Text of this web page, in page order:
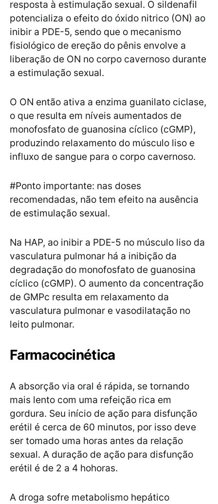
resposta à estimulação sexual. O sildenafil
potencializa o efeito do óxido nitrico (ON) ao
inibir a PDE-5, sendo que o mecanismo
fisiológico de ereção do pênis envolve a
liberação de ON no corpo cavernoso durante
a estimulação sexual.
O ON então ativa a enzima guanilato ciclase,
o que resulta em níveis aumentados de
monofosfato de guanosina cíclico (cGMP),
produzindo relaxamento do músculo liso e
influxo de sangue para o corpo cavernoso.
#Ponto importante: nas doses
recomendadas, não tem efeito na ausência
de estimulação sexual.
Na HAP, ao inibir a PDE-5 no músculo liso da
vasculatura pulmonar há a inibição da
degradação do monofosfato de guanosina
cíclico (cGMP). O aumento da concentração
de GMPc resulta em relaxamento da
vasculatura pulmonar e vasodilatação no
leito pulmonar.
Farmacocinética
A absorção via oral é rápida, se tornando
mais lento com uma refeição rica em
gordura. Seu início de ação para disfunção
erétil é cerca de 60 minutos, por isso deve
ser tomado uma horas antes da relação
sexual. A duração de ação para disfunção
erétil é de 2 a 4 hohoras.
A droga sofre metabolismo hepático